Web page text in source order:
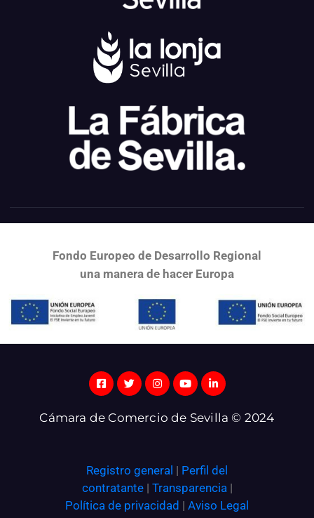
Fondo Europeo de Desarrollo Regional
una manera de hacer Europa
Cámara de Comercio de Sevilla © 2024
Registro general | Perfil del
contratante| Transparencia |
Política de privacidad | Aviso Legal